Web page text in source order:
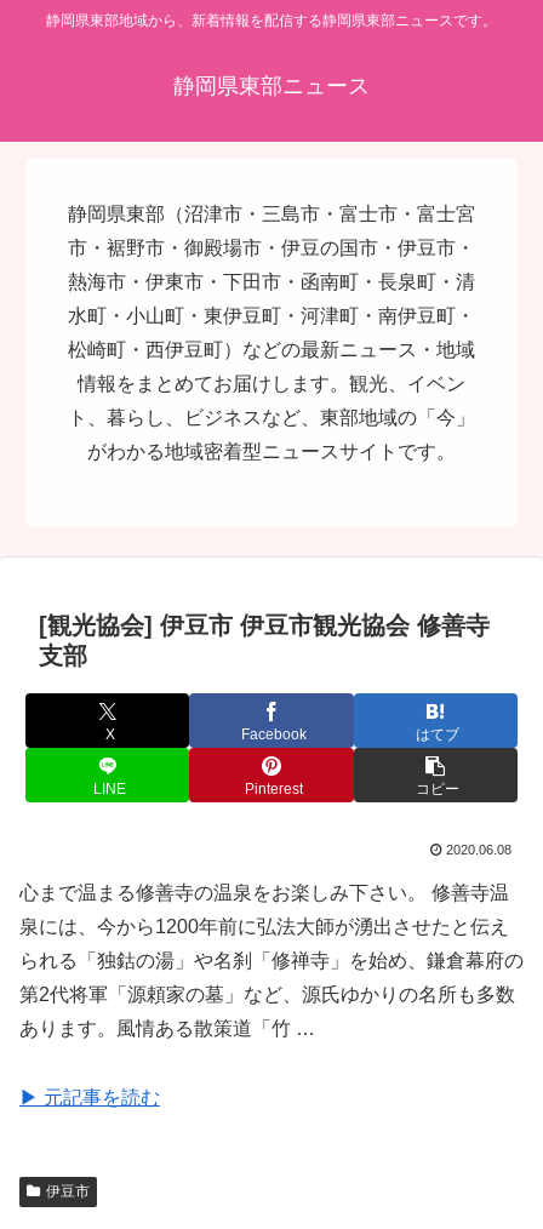
静岡県東部地域から、新着情報を配信する静岡県東部ニュースです。
静岡県東部ニュース
静岡県東部（沼津市・三島市・富士市・富士宮
市・裾野市・御殿場市・伊豆の国市・伊豆市・
熱海市・伊東市・下田市・函南町・長泉町・清
水町・小山町・東伊豆町・河津町・南伊豆町・
松崎町・西伊豆町）などの最新ニュース・地域
情報をまとめてお届けします。観光、イベン
ト、暮らし、ビジネスなど、東部地域の「今」
がわかる地域密着型ニュースサイトです。
[観光協会] 伊豆市 伊豆市観光協会 修善寺
支部
X Facebook はてブ
LINE Pinterest コピー
2020.06.08
心まで温まる修善寺の温泉をお楽しみ下さい。 修善寺温
泉には、今から1200年前に弘法大師が湧出させたと伝え
られる「独鈷の湯」や名刹「修禅寺」を始め、鎌倉幕府の
第2代将軍「源頼家の墓」など、源氏ゆかりの名所も多数
あります。風情ある散策道「竹 …
▶ 元記事を読む
伊豆市